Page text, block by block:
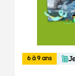
6 à 9 ans